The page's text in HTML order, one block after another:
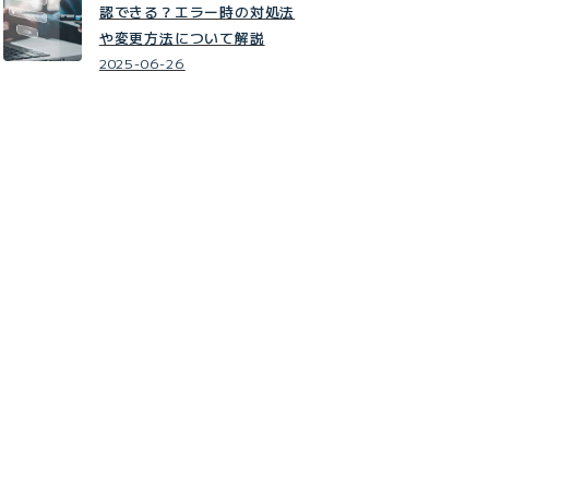
認できる？エラー時の対処法
や変更方法について解説
2025-06-26